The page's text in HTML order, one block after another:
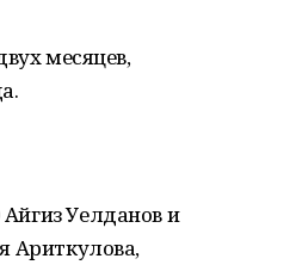
месяцев,
Уелданов и
Ариткулова,